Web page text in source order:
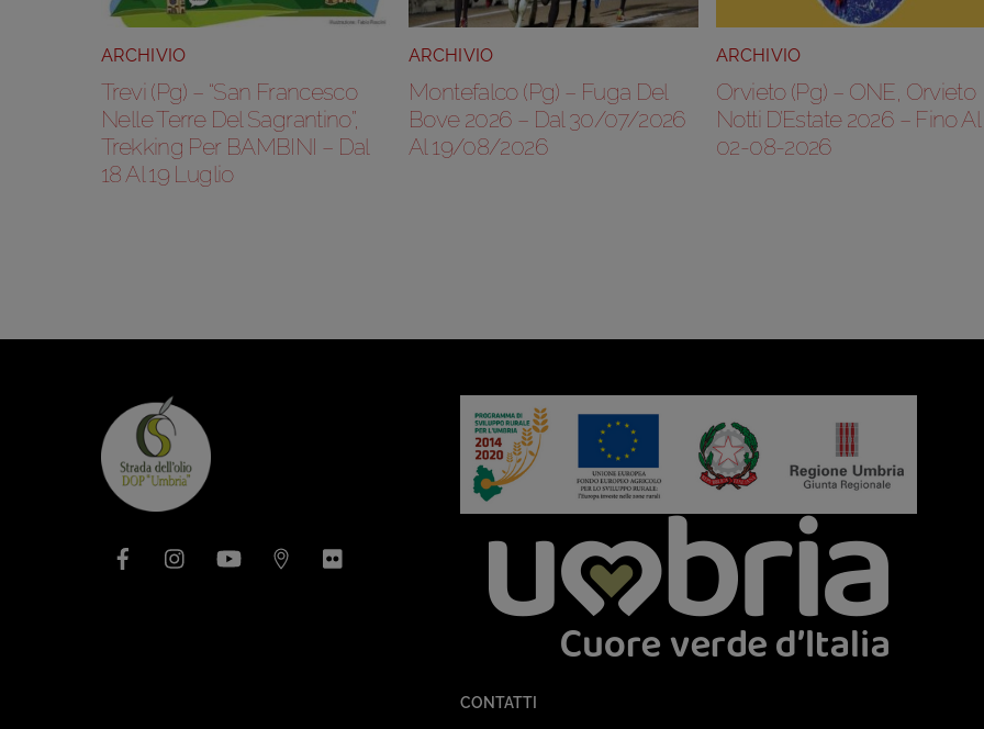
ARCHIVIO
Trevi (Pg) – “San Francesco
Nelle Terre Del Sagrantino”,
Trekking Per BAMBINI – Dal
18 Al 19 Luglio
ARCHIVIO
Montefalco (Pg) – Fuga Del
Bove 2026 – Dal 30/07/2026
Al 19/08/2026
ARCHIVIO
Orvieto (Pg) – ONE, Orvieto
Notti D’Estate 2026 – Fino Al
02-08-2026
YouTube
CONTATTI